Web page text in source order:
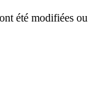
été modifiées ou